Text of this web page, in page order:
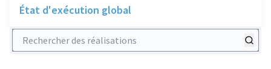
État d'exécution global
Rechercher des réalisations